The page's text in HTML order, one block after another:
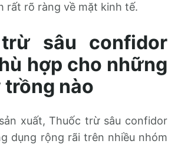
rất rõ ràng về mặt kinh tế.
sâu confidor
hợp cho những
trồng nào
xuất, Thuốc trừ sâu confidor
dụng rộng rãi trên nhiều nhóm